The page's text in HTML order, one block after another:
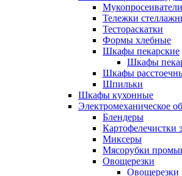
Мукопросеиватели
Тележки
Тестораскатки
Формы хлебные
Шкафы пекарские
Шкафы
Шкафы
Шпильки
Шкафы кухонные
Электромеханическое
Блендеры
Картофелечистки
Миксеры
Мясорубки
Овощерезки
Овощерезки